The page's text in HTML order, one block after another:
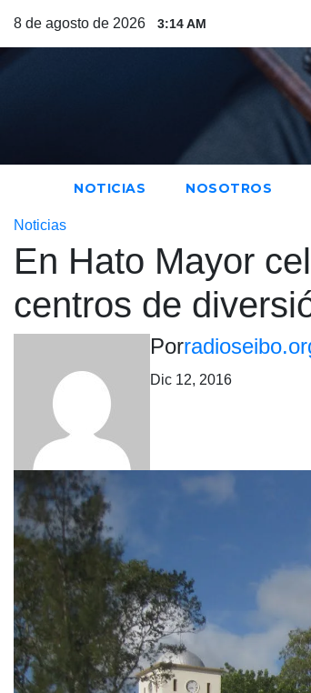
8 de agosto de 2026 3:14 AM
NOTICIAS NOSOTROS
Noticias
En Hato Mayor
centros de
Por
Dic 12, 2016